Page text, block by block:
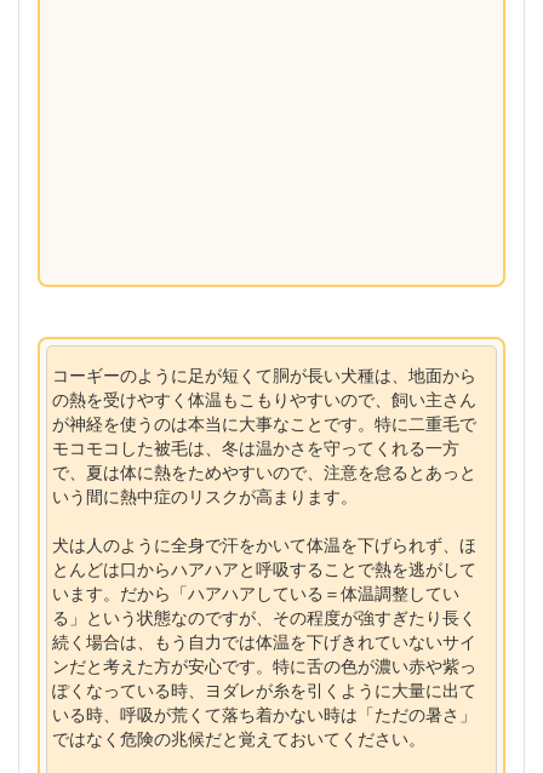
コーギーのように足が短くて胴が長い犬種は、地面から
の熱を受けやすく体温もこもりやすいので、飼い主さん
が神経を使うのは本当に大事なことです。特に二重毛で
モコモコした被毛は、冬は温かさを守ってくれる一方
で、夏は体に熱をためやすいので、注意を怠るとあっと
いう間に熱中症のリスクが高まります。
犬は人のように全身で汗をかいて体温を下げられず、ほ
とんどは口からハアハアと呼吸することで熱を逃がして
います。だから「ハアハアしている＝体温調整してい
る」という状態なのですが、その程度が強すぎたり長く
続く場合は、もう自力では体温を下げきれていないサイ
ンだと考えた方が安心です。特に舌の色が濃い赤や紫っ
ぽくなっている時、ヨダレが糸を引くように大量に出て
いる時、呼吸が荒くて落ち着かない時は「ただの暑さ」
ではなく危険の兆候だと覚えておいてください。